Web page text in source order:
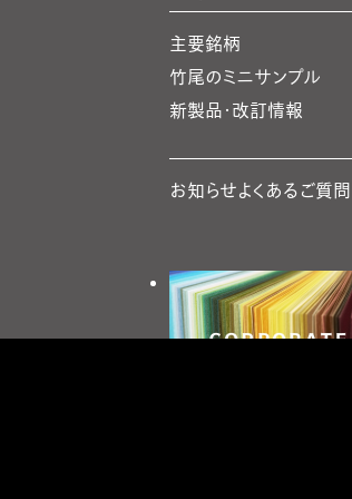
主要銘柄
竹尾のミニサンプル
新製品・改訂情報
お知らせよくあるご質問